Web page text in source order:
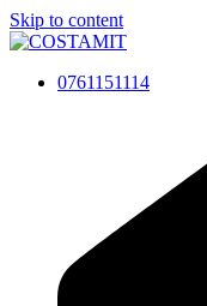
Skip to content
0761151114